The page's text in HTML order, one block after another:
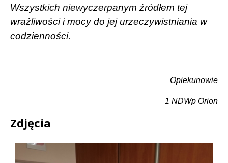
Wszystkich niewyczerpanym źródłem tej
wrażliwości i mocy do jej urzeczywistniania w
codzienności.
Opiekunowie
1 NDWp Orion
Zdjęcia